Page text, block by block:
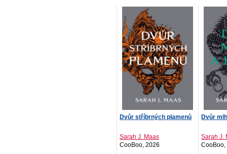
Dvůr stříbrných plamenů
Sarah J. Maas
CooBoo, 2026
Dvůr
Sarah J.
CooBoo,